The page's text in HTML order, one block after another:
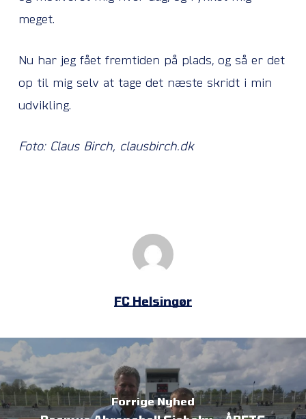
meget.
Nu har jeg fået fremtiden på plads, og så er det
op til mig selv at tage det næste skridt i min
udvikling.
Foto: Claus Birch, clausbirch.dk
FC Helsingør
Forrige Nyhed